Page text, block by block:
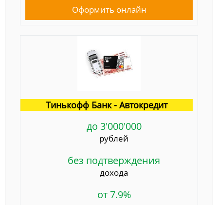
Оформить онлайн
Тинькофф Банк - Автокредит
до 3'000'000
рублей
без подтверждения
дохода
от 7.9%